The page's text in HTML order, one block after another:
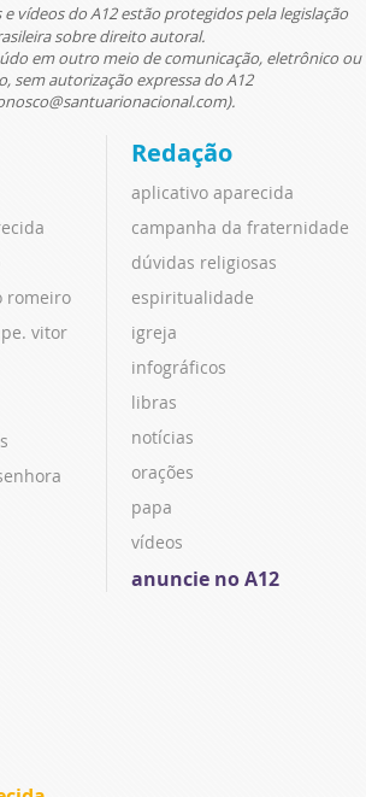
vídeos do A12 estão protegidos pela legislação
sobre direito autoral.
em outro meio de comunicação, eletrônico ou
sem autorização expressa do A12
romeiro
vitor
Redação
aplicativo aparecida
campanha da fraternidade
dúvidas religiosas
espiritualidade
igreja
infográficos
libras
notícias
orações
papa
vídeos
anuncie no A12